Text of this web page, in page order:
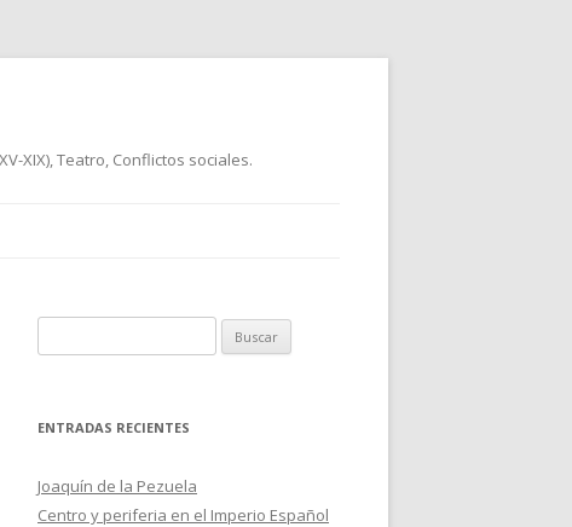
XIX), Teatro, Conflictos sociales.
u
c
r
:
ENTRADAS RECIENTES
Joaquín de la Pezuela
Centro y periferia en el Imperio Español